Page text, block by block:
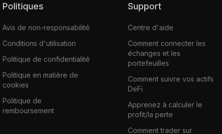
Politiques
Avis de non-responsabilité
Conditions d'utilisation
Politique de confidentialité
Politique en matière de
cookies
Politique de
remboursement
Support
Centre d'aide
Comment connecter les
échanges et les
portefeuilles
Comment suivre vos actifs
DeFi
Apprenez à calculer le
profit/la perte
Comment trader sur